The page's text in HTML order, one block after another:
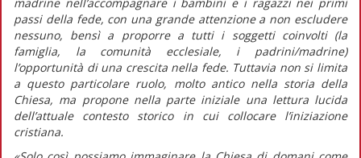
passi della fede, con una grande attenzione a non escludere
nessuno, bensì a proporre a tutti i soggetti coinvolti (la
famiglia, la comunità ecclesiale, i padrini/madrine)
l’opportunità di una crescita nella fede. Tuttavia non si limita
a questo particolare ruolo, molto antico nella storia della
Chiesa, ma propone nella parte iniziale una lettura lucida
dell’attuale contesto storico in cui collocare l’iniziazione
cristiana.